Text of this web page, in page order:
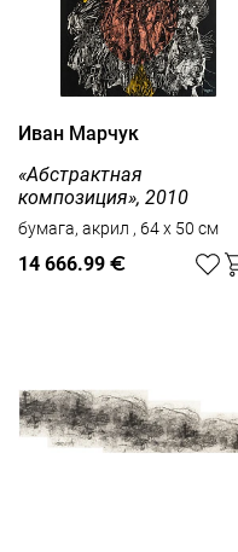
Иван Марчук
«Абстрактная
композиция», 2010
бумага, акрил , 64 x 50 см
14 666.99 €